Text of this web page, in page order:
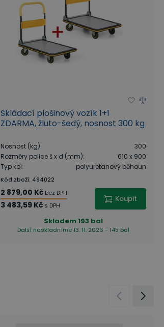
Skládací plošinový vozík 1+1
ZDARMA, žluto-šedý, nosnost 300 kg
Nosnost (kg):
300
Rozměry police š x d (mm):
610 x 900
Typ kol: polyuretanový běhoun
Kód zboží: 494022
2 879,00 Kč bez DPH
3 483,59 Kč s DPH
Koupit
Skladem193 bal
Další naskladníme 13. 11. 2026 - 145 bal